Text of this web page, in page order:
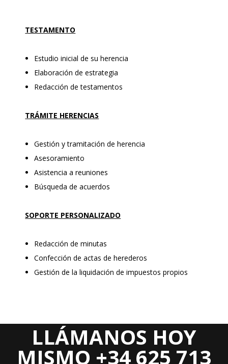
TESTAMENTO
Estudio inicial de su herencia
Elaboración de estrategia
Redacción de testamentos
TRÁMITE HERENCIAS
Gestión y tramitación de herencia
Asesoramiento
Asistencia a reuniones
Búsqueda de acuerdos
SOPORTE PERSONALIZADO
Redacción de minutas
Confección de actas de herederos
Gestión de la liquidación de impuestos propios
Areas Jurídicas
LLÁMANOS HOY
MISMO +34 625 713